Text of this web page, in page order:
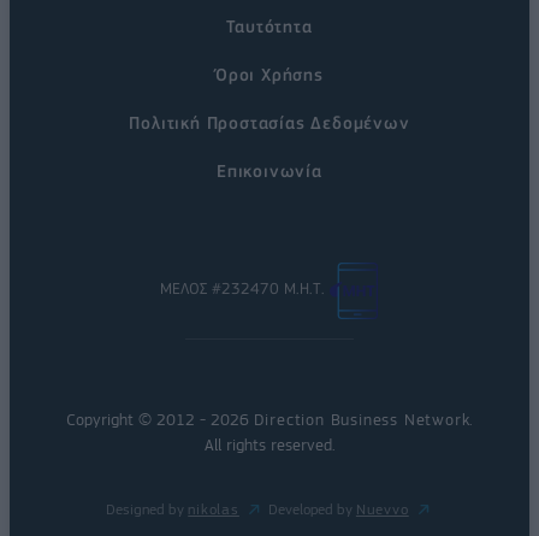
Ταυτότητα
Όροι Χρήσης
Πολιτική Προστασίας Δεδομένων
Επικοινωνία
ΜΕΛΟΣ #232470 Μ.Η.Τ.
Copyright © 2012 - 2026 Direction Business Network
All rights reserved.
Designed by nikolas Developed by Nuevvo